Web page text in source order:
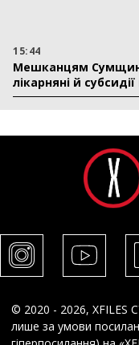
15:44
Мешканцям
лікарняні й
© 2020 - 2026, XFILES
лише за умови